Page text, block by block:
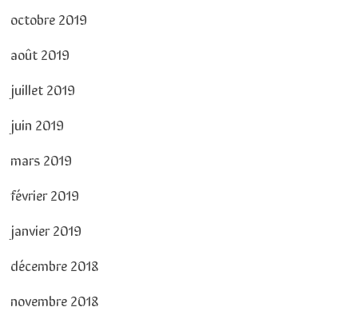
octobre 2019
août 2019
juillet 2019
juin 2019
mars 2019
février 2019
janvier 2019
décembre 2018
novembre 2018